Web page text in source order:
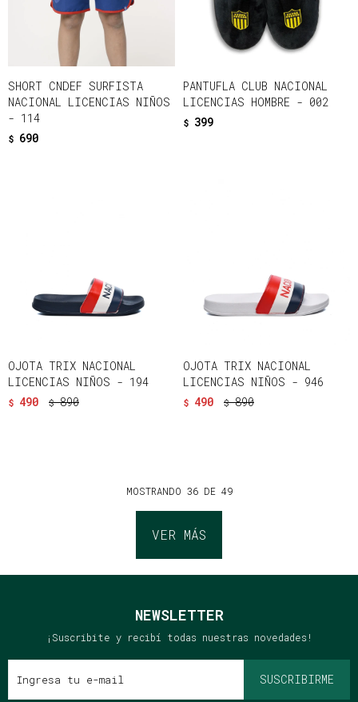
SHORT CNDEF SURFISTA
NACIONAL LICENCIAS NIÑOS
- 114
$ 690
PANTUFLA CLUB NACIONAL
LICENCIAS HOMBRE - 002
$ 399
OJOTA TRIX NACIONAL
LICENCIAS NIÑOS - 194
$ 490 $ 890
OJOTA TRIX NACIONAL
LICENCIAS NIÑOS - 946
$ 490 $ 890
MOSTRANDO 36DE 49
VER MÁS
NEWSLETTER
¡Suscribite y recibí todas nuestras novedades!
SUSCRIBIRME